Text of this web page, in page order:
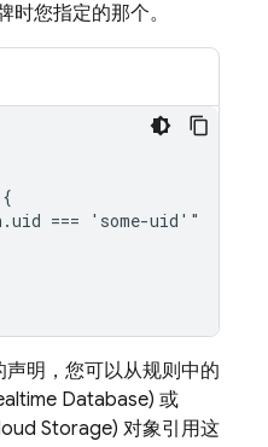
时您指定的那个。
=== 'some-uid'"
明，您可以从规则中的
Database) 或
Storage) 对象引用这